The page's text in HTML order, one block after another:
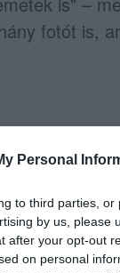
Personal
to third parties,
by us, please
after your opt-out
on personal
fotót is,